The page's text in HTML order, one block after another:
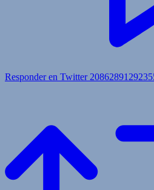
Responder en Twitter